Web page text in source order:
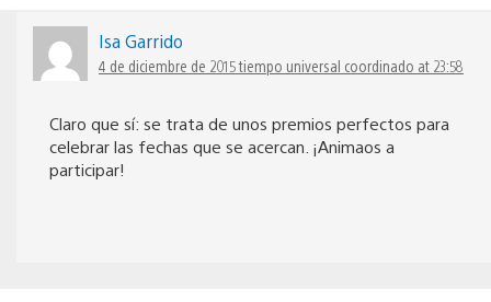
Isa Garrido
4 de diciembre de 2015 tiempo universal coordinado at 23:58
Claro que sí: se trata de unos premios perfectos para
celebrar las fechas que se acercan. ¡Animaos a
participar!